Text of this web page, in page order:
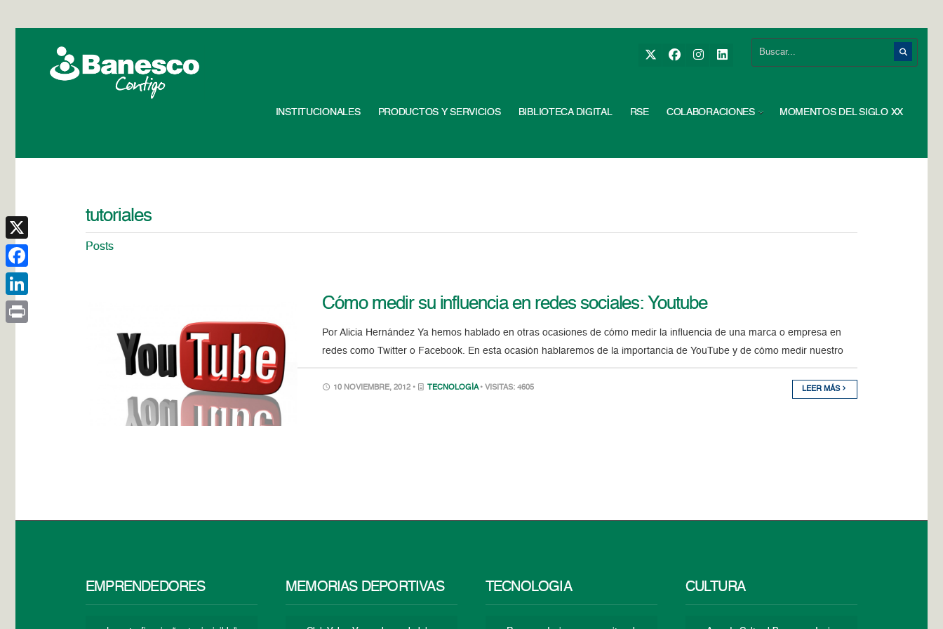
INSTITUCIONALES PRODUCTOS Y SERVICIOS BIBLIOTECA DIGITAL RSE COLABORACIONES MOMENTOS DEL SIGLO XX
tutoriales
Posts
Cómo medir su influencia en redes sociales: Youtube
Por Alicia Hernández Ya hemos hablado en otras ocasiones de cómo medir la influencia de una marca o empresa en
redes como Twitter o Facebook. En esta ocasión hablaremos de la importancia de YouTube y de cómo medir nuestro
10 NOVIEMBRE, 2012 • TECNOLOGÍA • VISITAS: 4605 LEER MÁS
EMPRENDEDORES MEMORIAS DEPORTIVAS TECNOLOGÍA CULTURA
X
Facebook
LinkedIn